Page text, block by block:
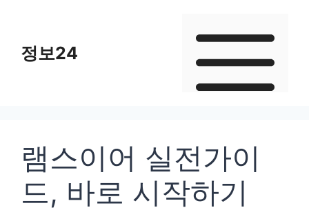
정보24
램스이어 실전가이
드, 바로 시작하기